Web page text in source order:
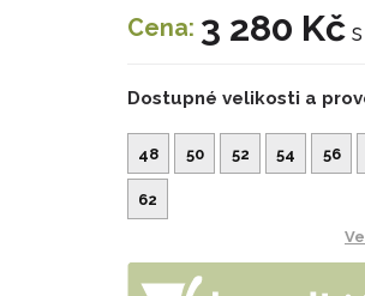
Cena: 3 280 Kč
Dostupné velikosti a
48 50 52 54 56
62